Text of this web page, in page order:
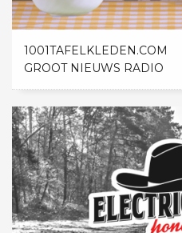
1001TAFELKLEDEN.COM
GROOT NIEUWS RADIO